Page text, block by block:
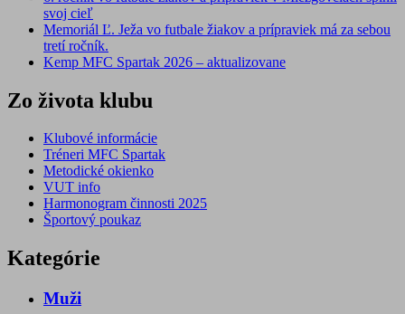
svoj cieľ
Memoriál Ľ. Ježa vo futbale žiakov a prípraviek má za sebou
tretí ročník.
Kemp MFC Spartak 2026 – aktualizovane
Zo života klubu
Klubové informácie
Tréneri MFC Spartak
Metodické okienko
VUT info
Harmonogram činnosti 2025
Športový poukaz
Kategórie
Muži